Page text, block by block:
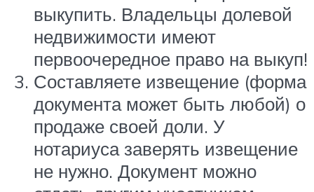
выкупить. Владельцы долевой
недвижимости имеют
первоочередное право на выкуп!
Составляете извещение (форма
документа может быть любой) о
продаже своей доли. У
нотариуса заверять извещение
не нужно. Документ можно